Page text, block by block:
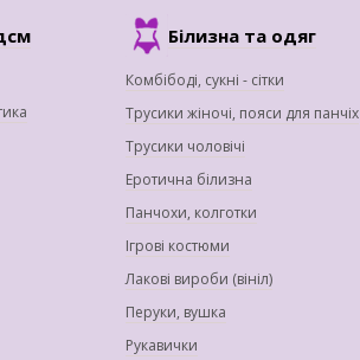
Білизна та одяг
Комбібоді, сукні - сітки
Трусики жіночі, пояси для панчіх
Трусики чоловічі
Еротична білизна
Панчохи, колготки
Ігрові костюми
Лакові вироби (вініл)
Перуки, вушка
Рукавички